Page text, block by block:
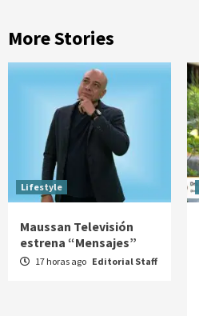
More Stories
Lifestyle
Maussan Televisión
estrena “Mensajes”
17 horas ago Editorial Staff